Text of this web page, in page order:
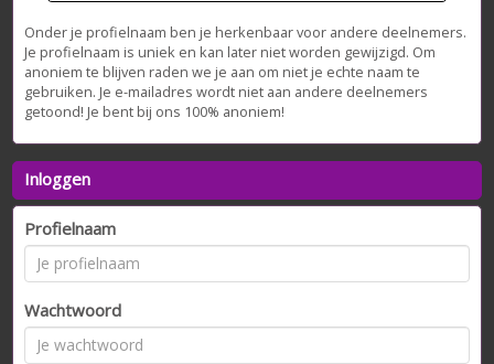
Onder je profielnaam ben je herkenbaar voor andere deelnemers.
Je profielnaam is uniek en kan later niet worden gewijzigd. Om
anoniem te blijven raden we je aan om niet je echte naam te
gebruiken. Je e-mailadres wordt niet aan andere deelnemers
getoond! Je bent bij ons 100% anoniem!
Inloggen
Profielnaam
Wachtwoord